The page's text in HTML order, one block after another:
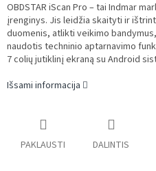
OBDSTAR iScan Pro – tai Indmar
įrenginys. Jis leidžia skaityti ir
duomenis, atlikti veikimo
naudotis techninio aptarnavimo
7 colių jutiklinį ekraną su Android
Išsami informacija
PAKLAUSTI DALINTIS